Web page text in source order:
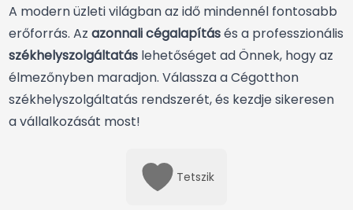
A modern üzleti világban az idő mindennél fontosabb
erőforrás. Az azonnali cégalapításés a professzionális
székhelyszolgáltatás lehetőséget ad Önnek, hogy az
élmezőnyben maradjon. Válassza a Cégotthon
székhelyszolgáltatás rendszerét, és kezdje sikeresen
a vállalkozását most!
Tetszik